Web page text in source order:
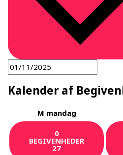
Kalender af
M mandag
0
BEGIVENHEDER
27